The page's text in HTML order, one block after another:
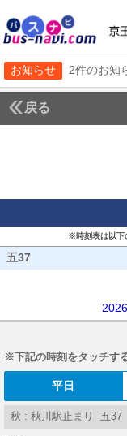
お知らせ 2件のお知
戻る
※時刻表は以下
五37
※下記の時刻をタッチす
平日
秋 : 秋川駅止まり 五37